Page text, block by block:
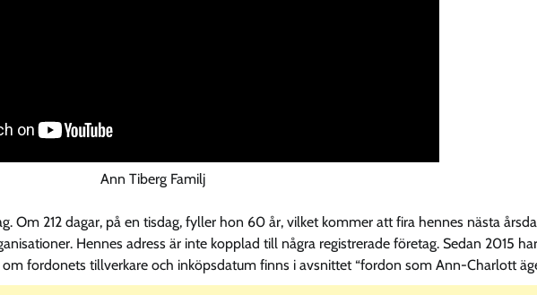
Ann Tiberg Familj
Om 212 dagar, på en tisdag, fyller hon 60 år, vilket kommer att fira hennes nästa
Hennes adress är inte kopplad till några registrerade företag. Sedan 2015 har
fordonets tillverkare och inköpsdatum finns i avsnittet “fordon som Ann-Charlott